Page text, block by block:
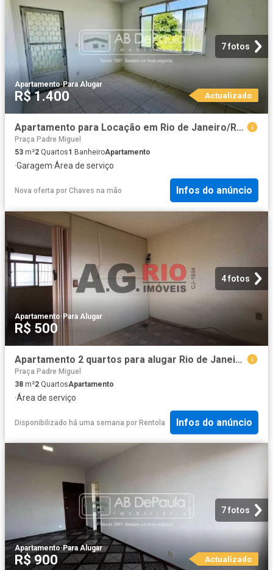
7 fotos
Apartamento·Para Alugar
R$ 1.400 Actualizado
Apartamento para Locação em Rio de Janeiro/RJ Realengo 2 Quartos
Praça Padre Miguel
53 m²2 Quartos1 BanheiroApartamento
·Garagem·Área de serviço
Nova oferta por Chaves na mão Infos do anúncio
4 fotos
Apartamento·Para Alugar
R$ 500
Apartamento 2 quartos para alugar Rio de Janeiro,RJ R$ 500
Praça Padre Miguel
38 m²2 QuartosApartamento
·Área de serviço
Disponibilizado há uma semana por Rentola Infos do anúncio
7 fotos
Apartamento·Para Alugar
R$ 900 Actualizado